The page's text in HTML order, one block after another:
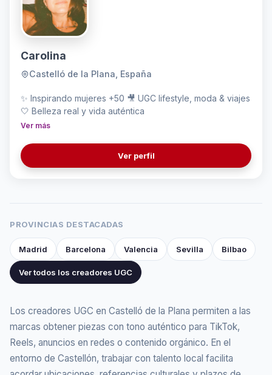
Carolina
Castelló de la Plana, España
✨ Inspirando mujeres +50 🎥 UGC lifestyle, moda & viajes
🤍 Belleza real y vida auténtica
Ver más
Ver perfil
PROVINCIAS DESTACADAS
Madrid Barcelona Valencia Sevilla Bilbao
Ver todos los creadores UGC
Los creadores UGC en Castelló de la Plana permiten a las
marcas obtener piezas con tono auténtico para TikTok,
Reels, anuncios en redes o contenido orgánico. En el
entorno de Castellón, trabajar con talento local facilita